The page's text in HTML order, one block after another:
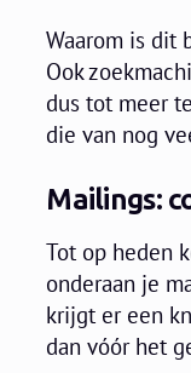
Waarom is dit
Ook
dus tot meer
die van nog
Mailings:
Tot op heden
onderaan je
krijgt er een
dan vóór het